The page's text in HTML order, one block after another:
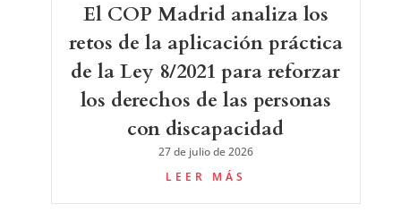
El COP Madrid analiza los
retos de la aplicación práctica
de la Ley 8/2021 para reforzar
los derechos de las personas
con discapacidad
27 de julio de 2026
LEER MÁS